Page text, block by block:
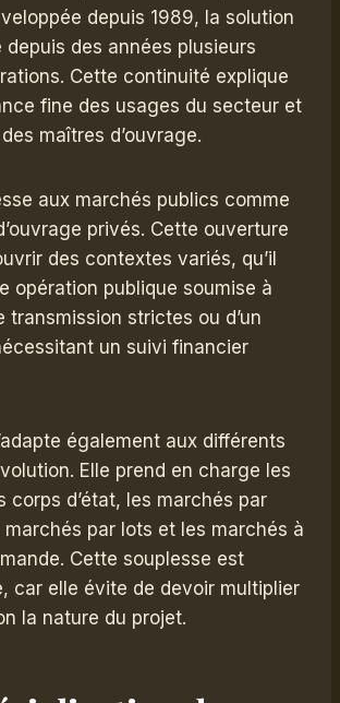
depuis 1989, la solution
des années plusieurs
Cette continuité explique
fine des usages du secteur et
maîtres d’ouvrage.
aux marchés publics comme
privés. Cette ouverture
des contextes variés, qu’il
opération publique soumise à
transmission strictes ou d’un
un suivi financier
également aux différents
Elle prend en charge les
corps d’état, les marchés par
par lots et les marchés à
Cette souplesse est
car elle évite de devoir multiplier
la nature du projet.